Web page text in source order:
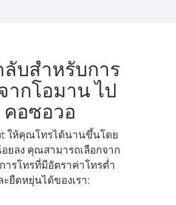
ลับสำหรับการ
ากโอมาน ไป
คอซอวอ
ให้คุณโทรได้นานขึ้นโดย
อยลง คุณสามารถเลือกจาก
ารโทรที่มีอัตราค่าโทรต่ำ
ะยืดหยุ่นได้ของเรา: